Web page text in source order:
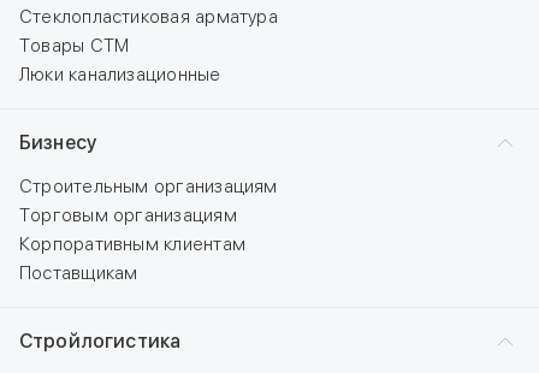
Стеклопластиковая арматура
Товары СТМ
Люки канализационные
Бизнесу
Строительным организациям
Торговым организациям
Корпоративным клиентам
Поставщикам
Стройлогистика